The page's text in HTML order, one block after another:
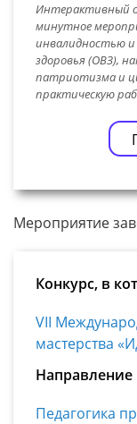
Интерактивный
минутное
инвалидностью
здоровья (ОВЗ),
патриотизма и
практическую
Мероприятие
Конкурс, в
VII
мастерства
Направление
Педагогика